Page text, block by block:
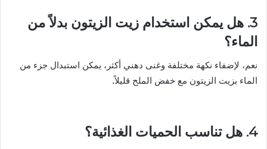
3. هل يمكن استخدام زيت الزيتون بدلاً من
الماء؟
نعم، لإضفاء نكهة مختلفة وغنى دهني أكثر، يمكن استبدال جزء من
الماء بزيت الزيتون مع خفض الملح قليلاً.
4. هل تناسب الحميات الغذائية؟